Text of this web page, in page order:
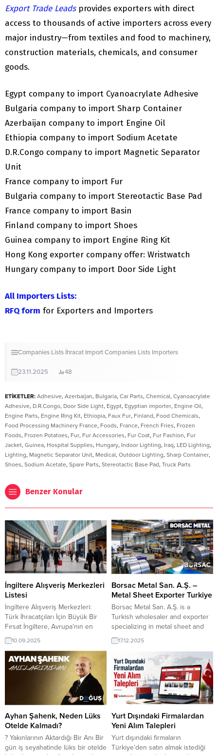
Export Trade Leads provides exporters with direct
access to thousands of active importers across every
major industry—from textiles and food to machinery,
construction materials, chemicals, and consumer
goods.
Egypt company to import Cyanoacrylate Adhesive
Bulgaria company to import Sharp Container
Azerbaijan company to import Engine Oil
Ethiopia company to import Sodium Acetate
D.R.Congo company to import Magnetic Separator
Unit
France company to import Fur
Bulgaria company to import Stereotactic Base Pad
France company to import Basin
Finland company to import Shoes
Guinea company to import Engine Ring Kit
Hong Kong exporter company offer: Wristwatch
Hungary company to import Door Side Light
All Importers Lists:
RFQ form for Exporters and Importers
Companies Lists İhracat Import Companies Lists Importers
23.11.2025 48
ETİKETLER: Adhesive, Azerbaijan, Bulgaria, Car Parts, Chemical, Cyanoacrylate
Adhesive, D.R.Congo, Door Side Light, Egypt, Egyptian importer, Engine Oil,
Engine Parts, Engine Ring Kit, Ethiopia, Faux Fur, Finland, Food Chemicals,
Food Processing Machinery France, Foods, France, French Fries, Frozen
Foods, Frozen Potatoes, Fur, Fur Accessories, Fur Coat, Fur Fashion, Fur
Jacket, Guinea, Hospital Supplies, Hungary, Indoor Lighting, Iraq, LED Lighting,
Lighting, Magnetic Separator Unit, Medical, Outdoor Lighting, Sharp Container,
Shoes, Sodium Acetate, Spare Parts, Stereotactic Base Pad, Truck Parts
Benzer Konular
İngiltere Alışveriş Merkezleri
Listesi
İngiltere Alışveriş Merkezleri:
Türk İhracatçıları İçin Büyük Bir
Fırsat İngiltere, Avrupa’nın en
güçlü perakende pazarlarından
biri olarak öne çıkıyor. Londra,
Manchester, Birmingham ve
Liverpool gibi şehirlerdeki dev
alışveriş merkezleri; tekstil, ev
dekorasyonu, gıda ve kozmetik
ürünleri için sürekli tedarik
arayışında. İngiltere Alışveriş
Merkezleri Listesi Açık Kaynak
Databank Verileri – Excel...
10.09.2025
Borsac Metal San. A.Ş. –
Metal Sheet Exporter Turkiye
Borsac Metal San. A.Ş. is a
Turkish wholesaler and exporter
specializing in metal sheet and
sheet metal products for
construction, manufacturing, and
industrial applications. With
consistent quality, competitive
pricing, and flexible supply
capabilities, the company serves
global buyers seeking reliable
Turkish sheet metal solutions.
Borsac Metal San. A.Ş. Export
Products:...
17.12.2025
Ayhan Şahenk, Neden Lüks
Otelde Kalmadı?
? Yakınlarının Aktardığı Bir Anı Bir
gün iş seyahatinde lüks bir otelde
Yurt Dışındaki Firmalardan
Yeni Alım Talepleri
Yurt dışındaki firmaların
Türkiye’den satın almak istediği